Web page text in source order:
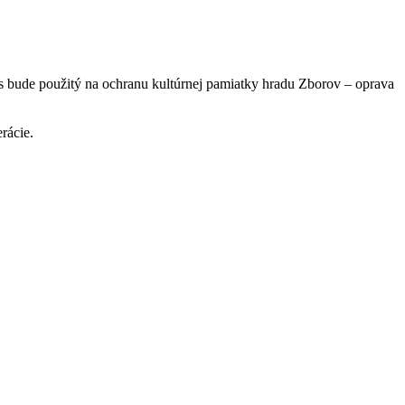
použitý na ochranu kultúrnej pamiatky hradu Zborov – oprava